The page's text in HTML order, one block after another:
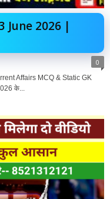
June 2026 |
0
Affairs MCQ & Static GK
के...